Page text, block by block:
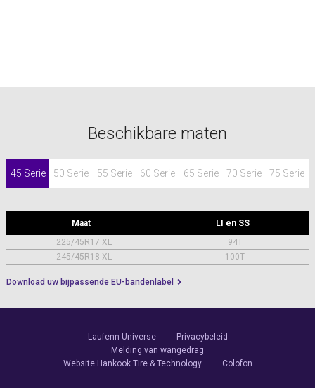
Beschikbare maten
45 Serie 50 Serie 55 Serie 60 Serie 65 Serie 70 Serie 75 Serie
Maat
LI en SS
225/45R17 XL
94T
245/45R18 XL
100T
Download uw bijpassende EU-bandenlabel
Laufenn Universe
Privacybeleid
Melding van wangedrag
Website Hankook Tire & Technology
Colofon